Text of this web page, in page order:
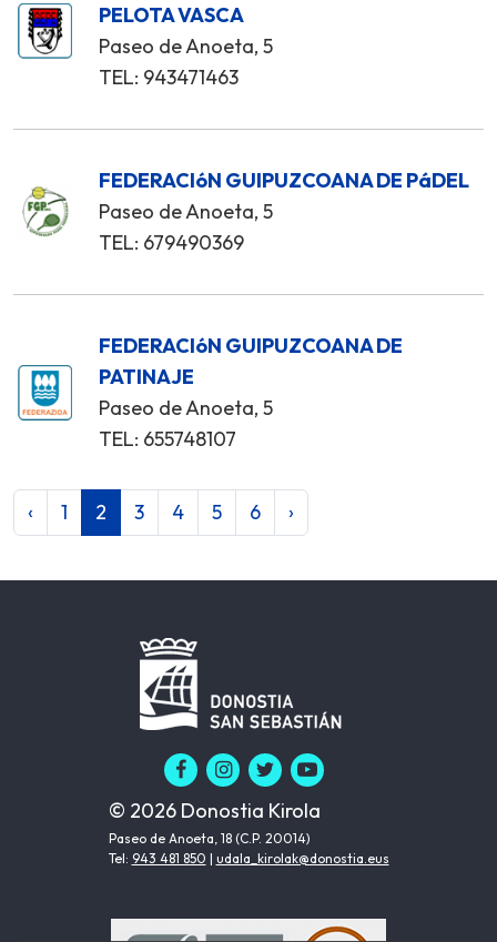
PELOTA VASCA
Paseo de Anoeta, 5
TEL: 943471463
FEDERACIóN GUIPUZCOANA DE PáDEL
Paseo de Anoeta, 5
TEL: 679490369
FEDERACIóN GUIPUZCOANA DE
PATINAJE
Paseo de Anoeta, 5
TEL: 655748107
‹ 1 2 3 4 5 6 ›
© 2026 Donostia Kirola
Paseo de Anoeta, 18 (C.P. 20014)
Tel: 943 481 850 | udala_kirolak@donostia.eus